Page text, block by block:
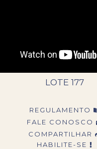
LOTE 177
REGULAMENTO
FALE CONOSCO
COMPARTILHAR
HABILITE-SE